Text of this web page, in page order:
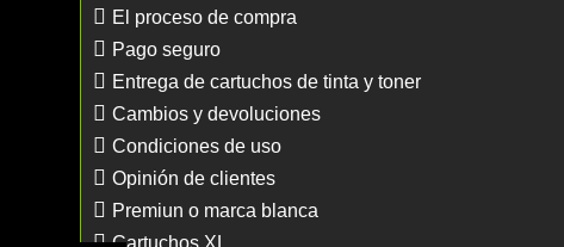
El proceso de compra
Pago seguro
Entrega de cartuchos de tinta y toner
Cambios y devoluciones
Condiciones de uso
Opinión de clientes
Premiun o marca blanca
Cartuchos XL